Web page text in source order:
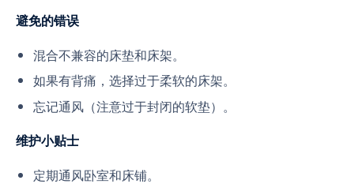
避免的错误
混合不兼容的床垫和床架。
如果有背痛，选择过于柔软的床架。
忘记通风（注意过于封闭的软垫）。
维护小贴士
定期通风卧室和床铺。